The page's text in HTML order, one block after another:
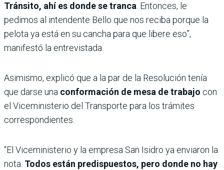
Tránsito, ahí es donde se tranca. Entonces, le
pedimos al intendente Bello que nos reciba porque la
pelota ya está en su cancha para que libere eso”,
manifestó la entrevistada.
Asimismo, explicó que a la par de la Resolución tenía
que darse una conformación de mesa de trabajo con
el Viceministerio del Transporte para los trámites
correspondientes.
“El Viceministerio y la empresa San Isidro ya enviaron la
nota. Todos están predispuestos, pero donde no hay